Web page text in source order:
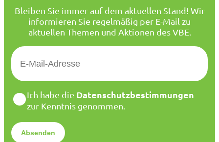
Bleiben Sie immer auf dem aktuellen Stand! Wir
informieren Sie regelmäßig per E-Mail zu
aktuellen Themen und Aktionen des VBE.
E
M
*
D
a
e
n
Ich habe die Datenschutzbestimmungen
zur Kenntnis genommen.